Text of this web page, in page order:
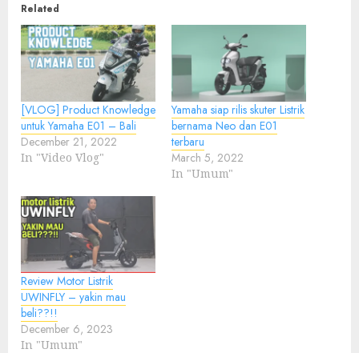
Related
[VLOG] Product Knowledge
untuk Yamaha E01 – Bali
December 21, 2022
In "Video Vlog"
Yamaha siap rilis skuter Listrik
bernama Neo dan E01
terbaru
March 5, 2022
In "Umum"
Review Motor Listrik
UWINFLY – yakin mau
beli??!!
December 6, 2023
In "Umum"